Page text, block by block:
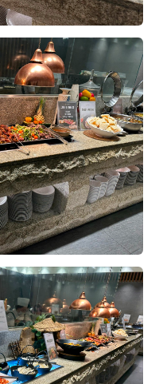
있었어요.
리되어 있었고, 테이블
식사하시기에 불편함이
니다.
데, 그중에서도 가장 기억
. 먼저 양갈비는 생각보
느껴지지 않았어요. 육
한입 먹자마자 "이건 꼭
정도였어요.
를 하지 않았는데, 전문
만족스러웠습니다.
요. 신선도가 좋아서 비린
해서 계속 손이 가더라고
하객분들도 충분히 만족
뉴들도 전체적으로 깔끔
누구나 맛있게 즐길 수
+8
0
20명 읽음
등 메뉴 구성이 다양했
않아 전반적으로 만족스